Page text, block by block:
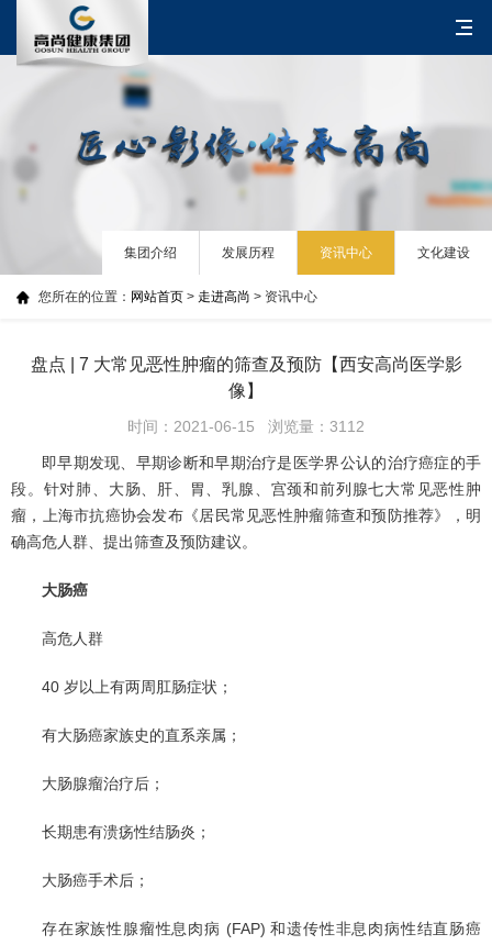
您所在的位置： 网站首页 > 走进高尚 > 资讯中心
集团介绍 发展历程 资讯中心 文化建设
盘点 | 7 大常见恶性肿瘤的筛查及预防【西安高尚医学影
像】
时间：2021-06-15 浏览量：3112
即早期发现、早期诊断和早期治疗是医学界公认的治疗癌症的手
段。针对肺、大肠、肝、胃、乳腺、宫颈和前列腺七大常见恶性肿
瘤，上海市抗癌协会发布《居民常见恶性肿瘤筛查和预防推荐》，明
确高危人群、提出筛查及预防建议。
大肠癌
高危人群
40 岁以上有两周肛肠症状；
有大肠癌家族史的直系亲属；
大肠腺瘤治疗后；
长期患有溃疡性结肠炎；
大肠癌手术后；
存在家族性腺瘤性息肉病 (FAP) 和遗传性非息肉病性结直肠癌